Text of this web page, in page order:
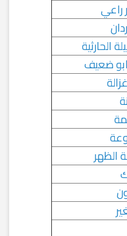
راعي
الحارثية
ضعيف
الظهر